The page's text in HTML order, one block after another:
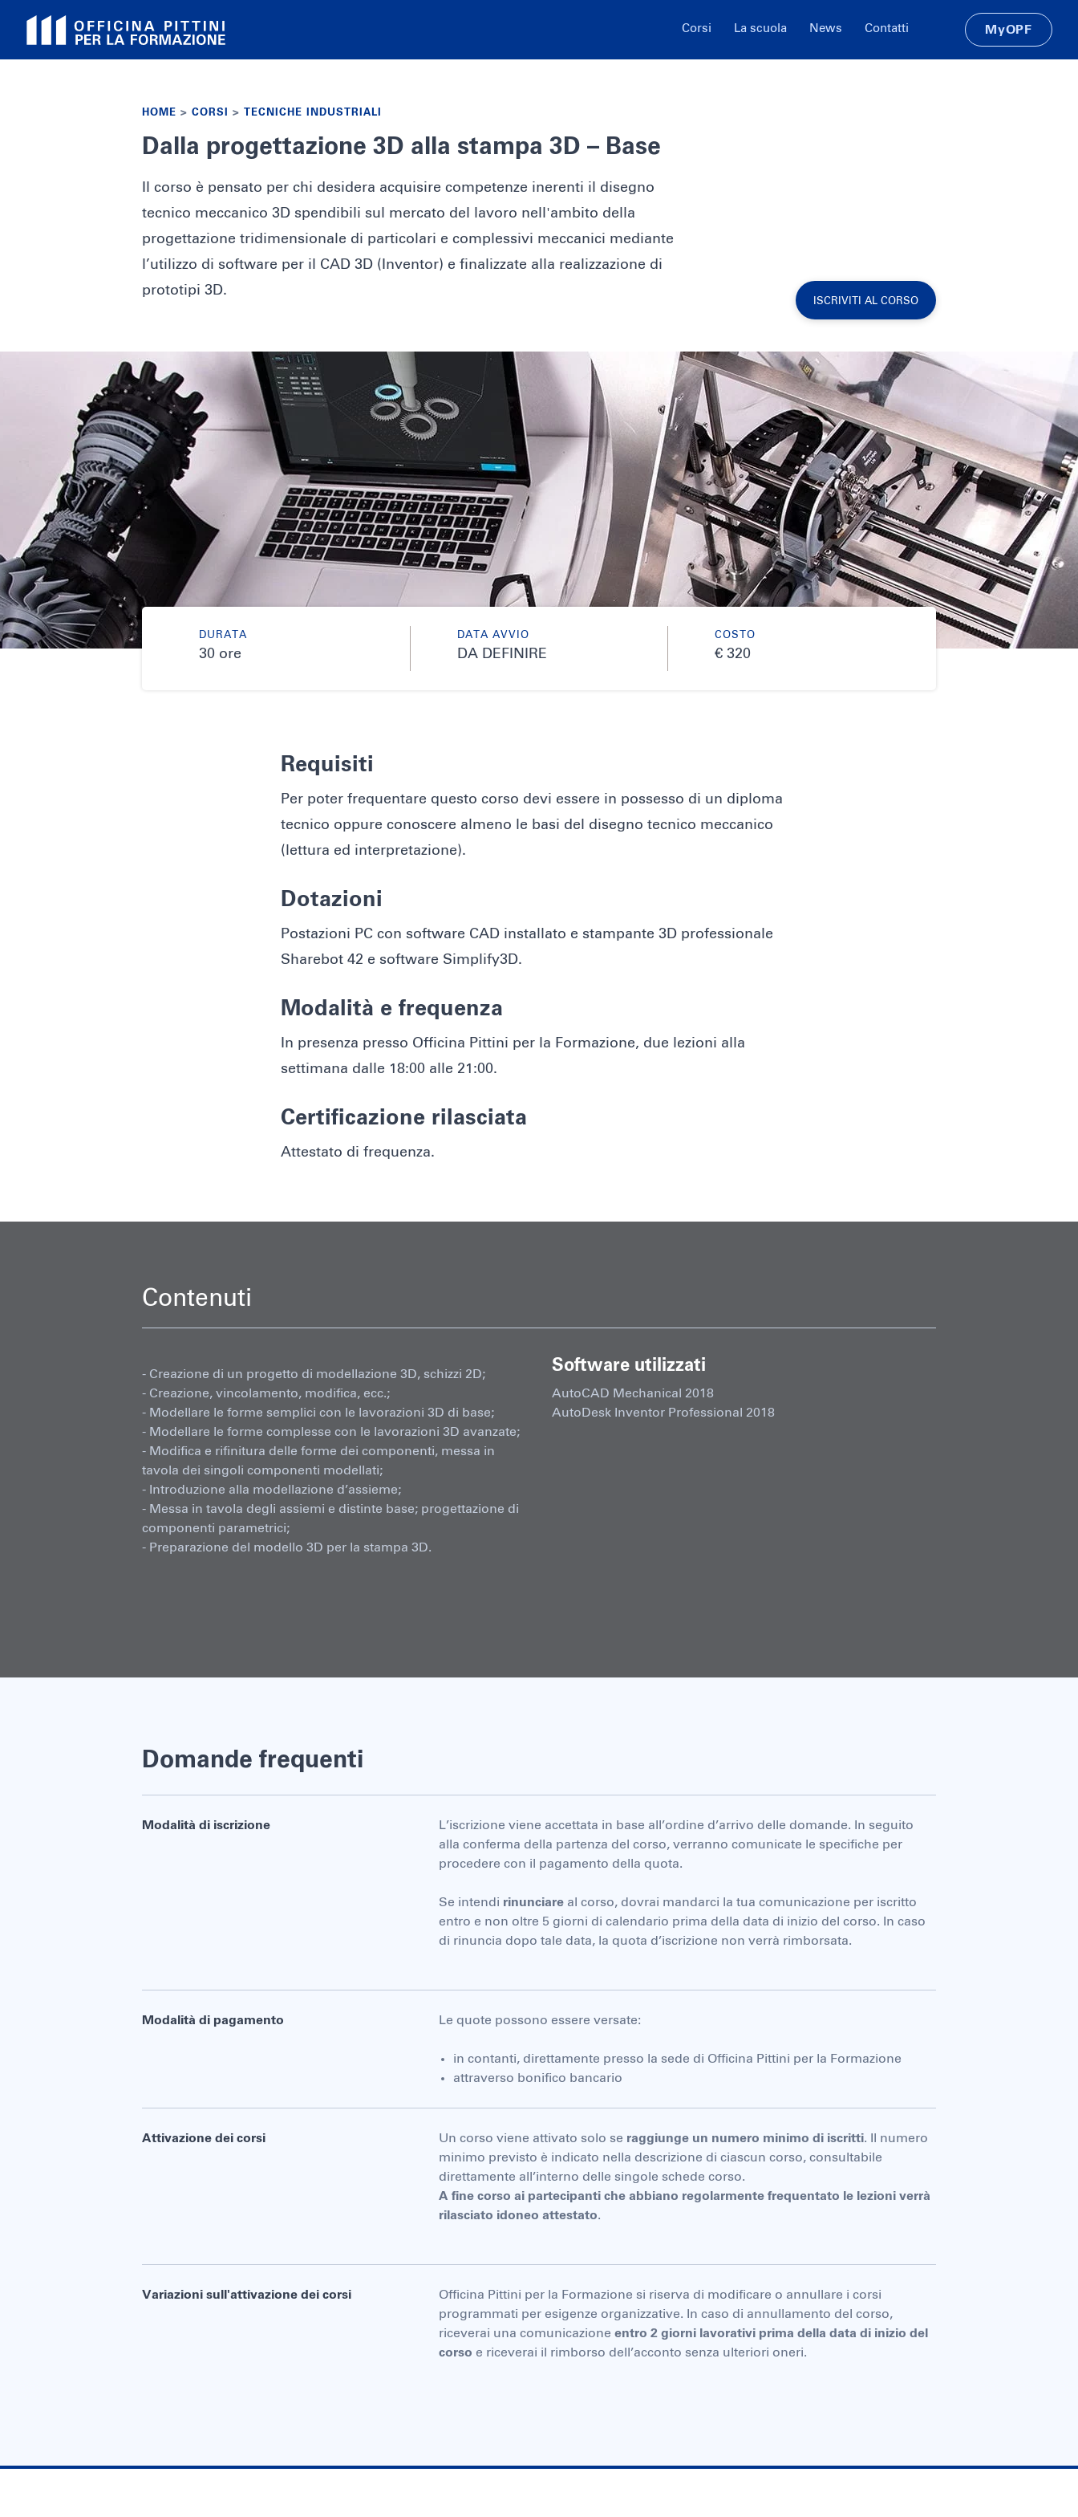
content
Corsi La scuola News Contatti MyOPF
HOME > CORSI > TECNICHE INDUSTRIALI
Dalla progettazione 3D alla stampa 3D – Base
Il corso è pensato per chi desidera acquisire competenze inerenti il disegno
tecnico meccanico 3D spendibili sul mercato del lavoro nell'ambito della
progettazione tridimensionale di particolari e complessivi meccanici mediante
l’utilizzo di software per il CAD 3D (Inventor) e finalizzate alla realizzazione di
prototipi 3D.
ISCRIVITI AL CORSO
DURATA
30 ore
DATA AVVIO
DA DEFINIRE
COSTO
€ 320
Requisiti
Per poter frequentare questo corso devi essere in possesso di un diploma
tecnico oppure conoscere almeno le basi del disegno tecnico meccanico
(lettura ed interpretazione).
Dotazioni
Postazioni PC con software CAD installato e stampante 3D professionale
Sharebot 42 e software Simplify3D.
Modalità e frequenza
In presenza presso Officina Pittini per la Formazione, due lezioni alla
settimana dalle 18:00 alle 21:00.
Certificazione rilasciata
Attestato di frequenza.
Contenuti
- Creazione di un progetto di modellazione 3D, schizzi 2D;
- Creazione, vincolamento, modifica, ecc.;
- Modellare le forme semplici con le lavorazioni 3D di base;
- Modellare le forme complesse con le lavorazioni 3D avanzate;
- Modifica e rifinitura delle forme dei componenti, messa in
tavola dei singoli componenti modellati;
- Introduzione alla modellazione d’assieme;
- Messa in tavola degli assiemi e distinte base; progettazione di
componenti parametrici;
- Preparazione del modello 3D per la stampa 3D.
Software utilizzati
AutoCAD Mechanical 2018
AutoDesk Inventor Professional 2018
Domande frequenti
Modalità di iscrizione
L’iscrizione viene accettata in base all’ordine d’arrivo delle domande. In seguito
alla conferma della partenza del corso, verranno comunicate le specifiche per
procedere con il pagamento della quota.
Se intendi rinunciare al corso, dovrai mandarci la tua comunicazione per iscritto
entro e non oltre 5 giorni di calendario prima della data di inizio del corso. In caso
di rinuncia dopo tale data, la quota d’iscrizione non verrà rimborsata.
Modalità di pagamento Le quote possono essere versate:
in contanti, direttamente presso la sede di Officina Pittini per la Formazione
attraverso bonifico bancario
Attivazione dei corsi Un corso viene attivato solo se raggiunge un numero minimo di iscritti. Il numero
minimo previsto è indicato nella descrizione di ciascun corso, consultabile
direttamente all’interno delle singole schede corso.
A fine corso ai partecipanti che abbiano regolarmente frequentato le lezioni verrà
rilasciato idoneo attestato.
Variazioni sull'attivazione dei corsi
Officina Pittini per la Formazione si riserva di modificare o annullare i corsi
programmati per esigenze organizzative. In caso di annullamento del corso,
riceverai una comunicazione entro 2 giorni lavorativi prima della data di inizio del
corso e riceverai il rimborso dell’acconto senza ulteriori oneri.